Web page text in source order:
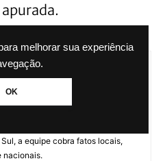
melhorar sua experiência
OK
GBC é um portal de notícias
a equipe cobra fatos locais,
nacionais.